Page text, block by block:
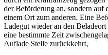
der Beförderung an, sondern auf
einem Ort zum anderen. Eine
Ladegut wieder an den
eine bestimmte Zeit
Auflade Stelle zurückkehrt,